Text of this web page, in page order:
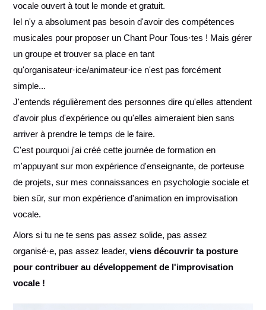
vocale ouvert à tout le monde et gratuit.
Iel n'y a absolument pas besoin d'avoir des compétences
musicales pour proposer un Chant Pour Tous·tes ! Mais gérer
un groupe et trouver sa place en tant
qu'organisateur·ice/animateur·ice n'est pas forcément
simple...
J'entends régulièrement des personnes dire qu'elles attendent
d'avoir plus d'expérience ou qu'elles aimeraient bien sans
arriver à prendre le temps de le faire.
C'est pourquoi j'ai créé cette journée de formation en
m'appuyant sur mon expérience d'enseignante, de porteuse
de projets, sur mes connaissances en psychologie sociale et
bien sûr, sur mon expérience d'animation en improvisation
vocale.
Alors si tu ne te sens pas assez solide, pas assez
organisé·e, pas assez leader,viens découvrir ta posture
pour contribuer au développement de l'improvisation
vocale !